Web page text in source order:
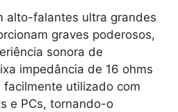
alto-falantes ultra grandes
graves poderosos,
sonora de
impedância de 16 ohms
facilmente utilizado com
e PCs, tornando-o